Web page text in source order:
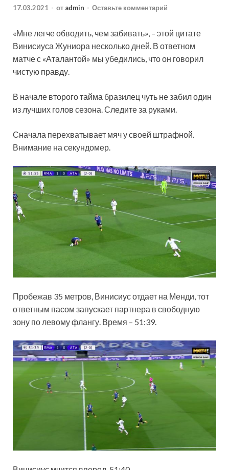
17.03.2021 - от admin - Оставьте комментарий
«Мне легче обводить, чем забивать», – этой цитате
Винисиуса Жуниора несколько дней. В ответном
матче с «Аталантой» мы убедились, что он говорил
чистую правду.
В начале второго тайма бразилец чуть не забил один
из лучших голов сезона. Следите за руками.
Сначала перехватывает мяч у своей штрафной.
Внимание на секундомер.
Пробежав 35 метров, Винисиус отдает на Менди, тот
ответным пасом запускает партнера в свободную
зону по левому флангу. Время – 51:39.